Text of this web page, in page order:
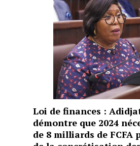
Loi de finances :
démontre que 2024
de 8 milliards de FCFA